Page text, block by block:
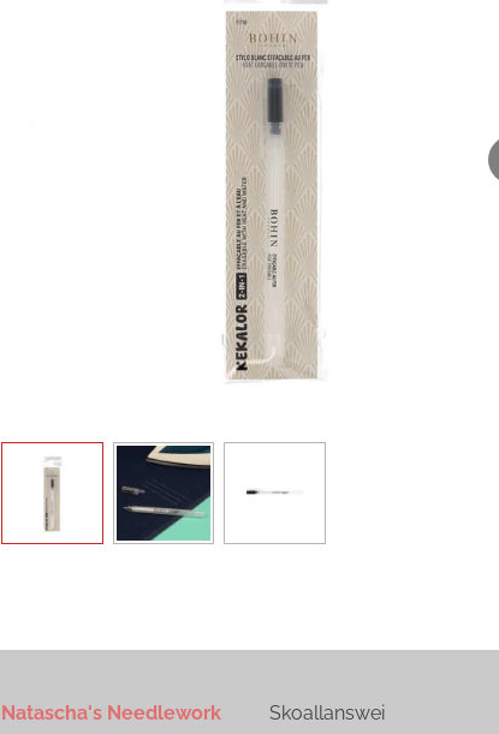
Natascha's Needlework
Skoallanswei